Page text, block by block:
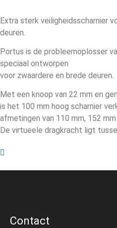
Extra sterk veiligheidsscharnier
deuren.
Portus is de probleemoplosser
speciaal ontworpen
voor zwaardere en brede deuren.
Met een knoop van 22 mm en
is het 100 mm hoog scharnier
afmetingen van 110 mm, 152
De virtueele dragkracht ligt
Contact